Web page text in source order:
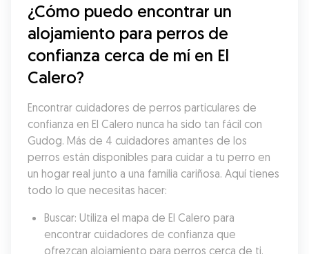
¿Cómo puedo encontrar un
alojamiento para perros de
confianza cerca de mí en El
Calero?
Encontrar cuidadores de perros particulares de
confianza en El Calero nunca ha sido tan fácil con
Gudog. Más de 4 cuidadores amantes de los
perros están disponibles para cuidar a tu perro en
un hogar real junto a una familia cariñosa. Aquí tienes
todo lo que necesitas hacer:
Buscar: Utiliza el mapa de El Calero para
encontrar cuidadores de confianza que
ofrezcan alojamiento para perros cerca de ti.